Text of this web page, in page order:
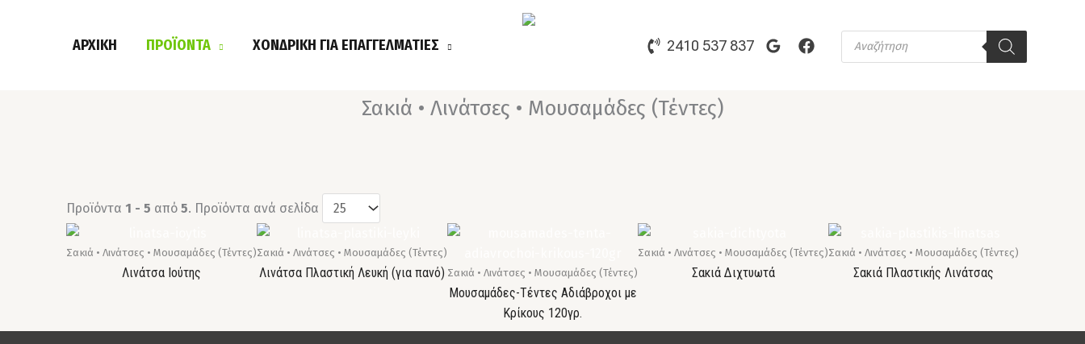
ΑΡΧΙΚΗ ΠΡΟΪΟΝΤΑ ΧΟΝΔΡΙΚΗ ΓΙΑ ΕΠΑΓΓΕΛΜΑΤΙΕΣ 2410 537 837
Products
search
Σακιά • Λινάτσες • Μουσαμάδες (Τέντες)
Προϊόντα 1 - 5 από 5. Προϊόντα ανά σελίδα
Σακιά • Λινάτσες • Μουσαμάδες (Τέντες)
Λινάτσα Ιούτης
Σακιά • Λινάτσες • Μουσαμάδες (Τέντες)
Λινάτσα Πλαστική Λευκή (για πανό) Σακιά • Λινάτσες • Μουσαμάδες (Τέντες)
Μουσαμάδες-Τέντες Αδιάβροχοι με
Κρίκους 120γρ.
Σακιά • Λινάτσες • Μουσαμάδες (Τέντες)
Σακιά Διχτυωτά
Σακιά • Λινάτσες • Μουσαμάδες (Τέντες)
Σακιά Πλαστικής Λινάτσας